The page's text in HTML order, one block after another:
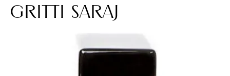
gritti saraj